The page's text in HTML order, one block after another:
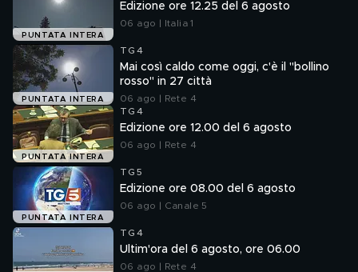
PUNTATA INTERA
Edizione ore 12.25 del 6 agosto
06 ago | Italia 1
PUNTATA INTERA
TG4
Mai così caldo come oggi, c'è il "bollino
rosso" in 27 città
06 ago | Rete 4
PUNTATA INTERA
TG4
Edizione ore 12.00 del 6 agosto
06 ago | Rete 4
PUNTATA INTERA
TG5
Edizione ore 08.00 del 6 agosto
06 ago | Canale 5
TG4
Ultim'ora del 6 agosto, ore 06.00
06 ago | Rete 4